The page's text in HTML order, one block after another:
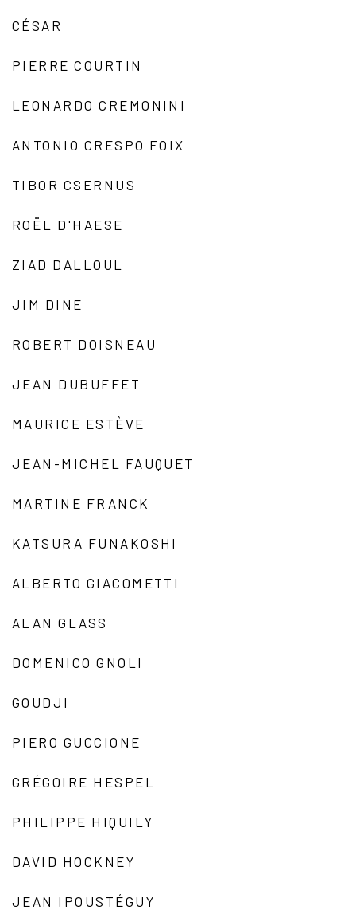
CÉSAR
PIERRE COURTIN
LEONARDO CREMONINI
ANTONIO CRESPO FOIX
TIBOR CSERNUS
ROËL D'HAESE
ZIAD DALLOUL
JIM DINE
ROBERT DOISNEAU
JEAN DUBUFFET
MAURICE ESTÈVE
JEAN-MICHEL FAUQUET
MARTINE FRANCK
KATSURA FUNAKOSHI
ALBERTO GIACOMETTI
ALAN GLASS
DOMENICO GNOLI
GOUDJI
PIERO GUCCIONE
GRÉGOIRE HESPEL
PHILIPPE HIQUILY
DAVID HOCKNEY
JEAN IPOUSTÉGUY